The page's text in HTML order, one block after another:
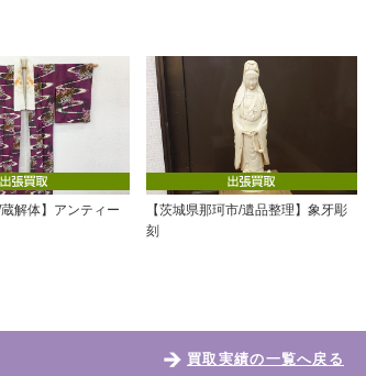
蔵解体】アンティー
【茨城県那珂市/遺品整理】象牙彫
刻
買取実績の一覧へ戻る